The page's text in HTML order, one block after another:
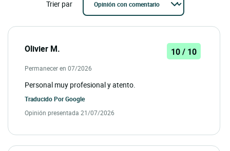
Trier par
Olivier M. 10 / 10
Permanecer en 07/2026
Personal muy profesional y atento.
Traducido PorGoogle
Opinión presentada 21/07/2026